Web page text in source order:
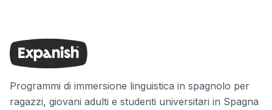
Programmi di immersione linguistica in spagnolo per
ragazzi, giovani adulti e studenti universitari in Spagna